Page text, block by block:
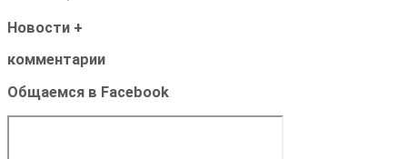
Новости +
комментарии
Общаемся в Facebook